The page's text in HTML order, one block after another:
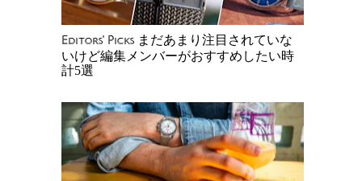
Editors' Picks まだあまり注目されていな
いけど編集メンバーがおすすめしたい時
計5選